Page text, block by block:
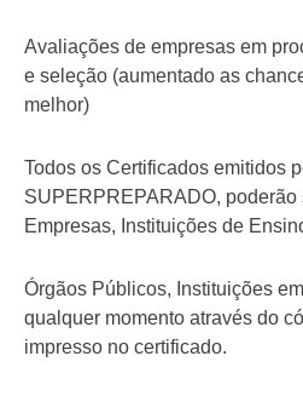
Avaliações de empresas em
e seleção (aumentado as
melhor)
Todos os Certificados emitidos
SUPERPREPARADO, poderão
Empresas, Instituições de
Órgãos Públicos, Instituições
qualquer momento através do
impresso no certificado.